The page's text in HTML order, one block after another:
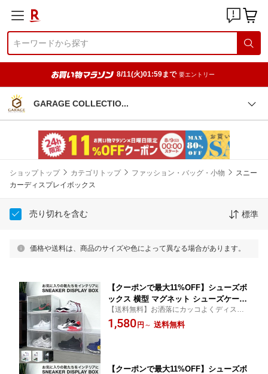
8/11(火)01:59まで 要エントリー
GARAGE COLLECTIO
ショップトップ カテゴリトップ ファッション・バッグ・小物
スニー
カーディスプレイボックス
売り切れを含む 標準
価格や送料は、商品のサイズや色によって異なる場合があります。
【クーポンで最大11%OFF】シューズボ
ックス 横型 マグネット シューズケース
コレクションケース クリア シューズラ
ック 靴 スニーカー ハイカット 収納 透
【送料無料】お洒落にカッコよくディスプ
レイ出来ちゃいます！ハイカットも収納可
能！
1,580円 ～ 送料無料
【クーポンで最大11%OFF】シューズボ